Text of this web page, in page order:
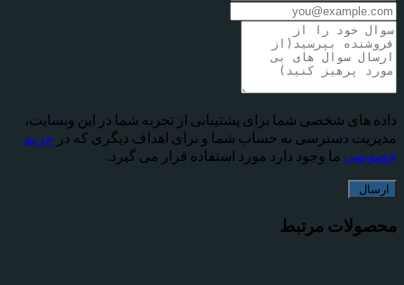
داده های شخصی شما برای پشتیبانی از تجربه شما در این وبسایت،
مدیریت دسترسی به حساب شما و برای اهداف دیگری که در حریم
خصوصی ما وجود دارد مورد استفاده قرار می گیرد.
محصولات مرتبط